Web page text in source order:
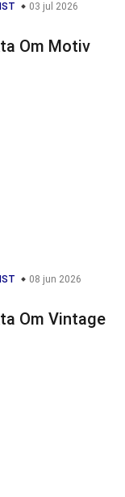
03 jul 2026
Om Motiv
08 jun 2026
Om Vintage